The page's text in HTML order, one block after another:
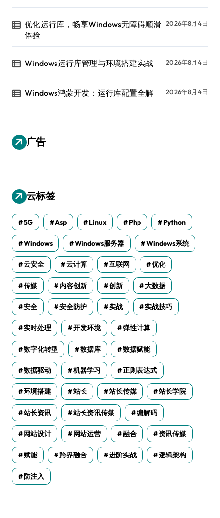
优化运行库，畅享Windows无障碍顺滑
体验
2026年8月4日
Windows运行库管理与环境搭建实战 2026年8月4日
Windows鸿蒙开发：运行库配置全解 2026年8月4日
广告
云标签
5G Asp Linux Php Python
Windows Windows服务器 Windows系统
云安全 云计算 互联网 优化
传媒 内容创新 创新 大数据
安全 安全防护 实战 实战技巧
实时处理 开发环境 弹性计算
数字化转型 数据库 数据赋能
数据驱动 机器学习 正则表达式
环境搭建 站长 站长传媒 站长学院
站长资讯 站长资讯传媒 编解码
网站设计 网站运营 融合 资讯传媒
赋能 跨界融合 进阶实战 逻辑架构
防注入